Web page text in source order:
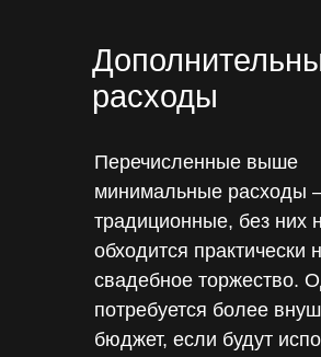
расходы
Перечисленные выше
минимальные расходы
традиционные, без них
обходится практически
свадебное торжество.
потребуется более
бюджет, если будут